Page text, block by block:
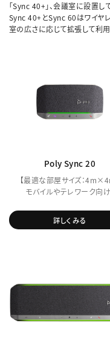
「Sync 40+」、会議室に設置し
Sync 40+とSync 60はワイヤ
室の広さに応じて拡張して利用
Poly Sync 20
【最適な部屋サイズ：
モバイルやテレワーク向け
詳しくみる